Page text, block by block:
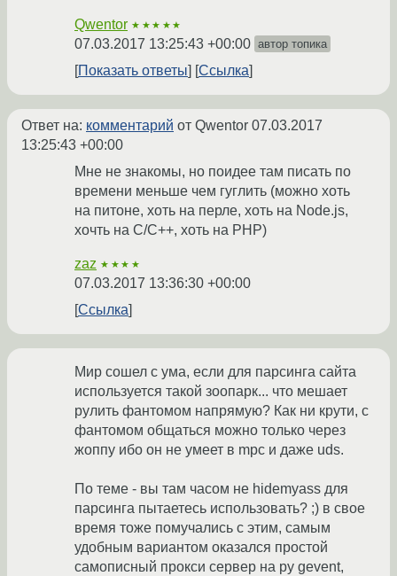
Qwentor ★★★★★
07.03.2017 13:25:43 +00:00 автор топика
Показать ответы Ссылка
Ответ на: комментарий от Qwentor 07.03.2017
13:25:43 +00:00
Мне не знакомы, но поидее там писать по
времени меньше чем гуглить (можно хоть
на питоне, хоть на перле, хоть на Node.js,
хочть на C/C++, хоть на PHP)
zaz ★★★★
07.03.2017 13:36:30 +00:00
Ссылка
Мир сошел с ума, если для парсинга сайта
используется такой зоопарк... что мешает
рулить фантомом напрямую? Как ни крути, с
фантомом общаться можно только через
жоппу ибо он не умеет в mpc и даже uds.
По теме - вы там часом не hidemyass для
парсинга пытаетесь использовать? ;) в свое
время тоже помучались с этим, самым
удобным вариантом оказался простой
самописный прокси сервер на py gevent,